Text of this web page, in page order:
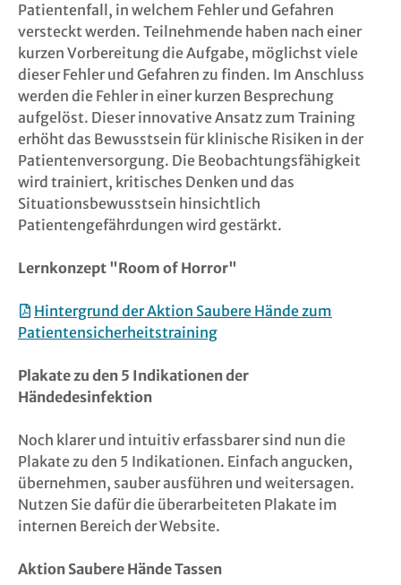
Patientenfall, in welchem Fehler und Gefahren
versteckt werden. Teilnehmende haben nach einer
kurzen Vorbereitung die Aufgabe, möglichst viele
dieser Fehler und Gefahren zu finden. Im Anschluss
werden die Fehler in einer kurzen Besprechung
aufgelöst. Dieser innovative Ansatz zum Training
erhöht das Bewusstsein für klinische Risiken in der
Patientenversorgung. Die Beobachtungsfähigkeit
wird trainiert, kritisches Denken und das
Situationsbewusstsein hinsichtlich
Patientengefährdungen wird gestärkt.
Lernkonzept "Room of Horror"
Hintergrund der Aktion Saubere Hände zum
Patientensicherheitstraining
Plakate zu den 5 Indikationen der
Händedesinfektion
Noch klarer und intuitiv erfassbarer sind nun die
Plakate zu den 5 Indikationen. Einfach angucken,
übernehmen, sauber ausführen und weitersagen.
Nutzen Sie dafür die überarbeiteten Plakate im
internen Bereich der Website.
Aktion Saubere Hände Tassen